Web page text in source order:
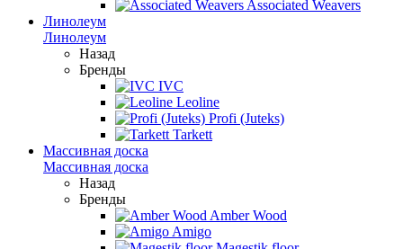
Associated Weavers
Линолеум
Линолеум
Назад
Бренды
IVC
Leoline
Profi (Juteks)
Tarkett
Массивная доска
Массивная доска
Назад
Бренды
Amber Wood
Amigo